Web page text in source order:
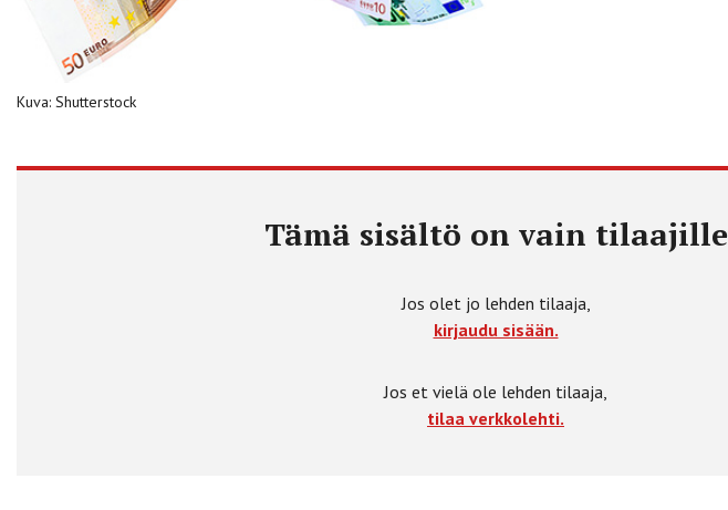
Kuva: Shutterstock
Tämä sisältö on vain tilaajille
Jos olet jo lehden tilaaja,
kirjaudu sisään.
Jos et vielä ole lehden tilaaja,
tilaa verkkolehti.